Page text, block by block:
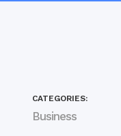
CATEGORIES:
Business